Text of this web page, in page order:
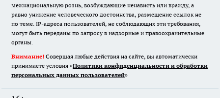
межнациональную рознь, возбуждающие ненависть или вражду, а
равно унижение человеческого достоинства, размещение ссылок не
по теме. IP-адреса пользователей, не соблюдающих эти требования,
могут быть переданы по запросу в надзорные и правоохранительные
органы.
Внимание! Совершая любые действия на сайте, вы автоматически
принимаете условия «Политики конфиденциальности и обработки
персональных данных пользователей»